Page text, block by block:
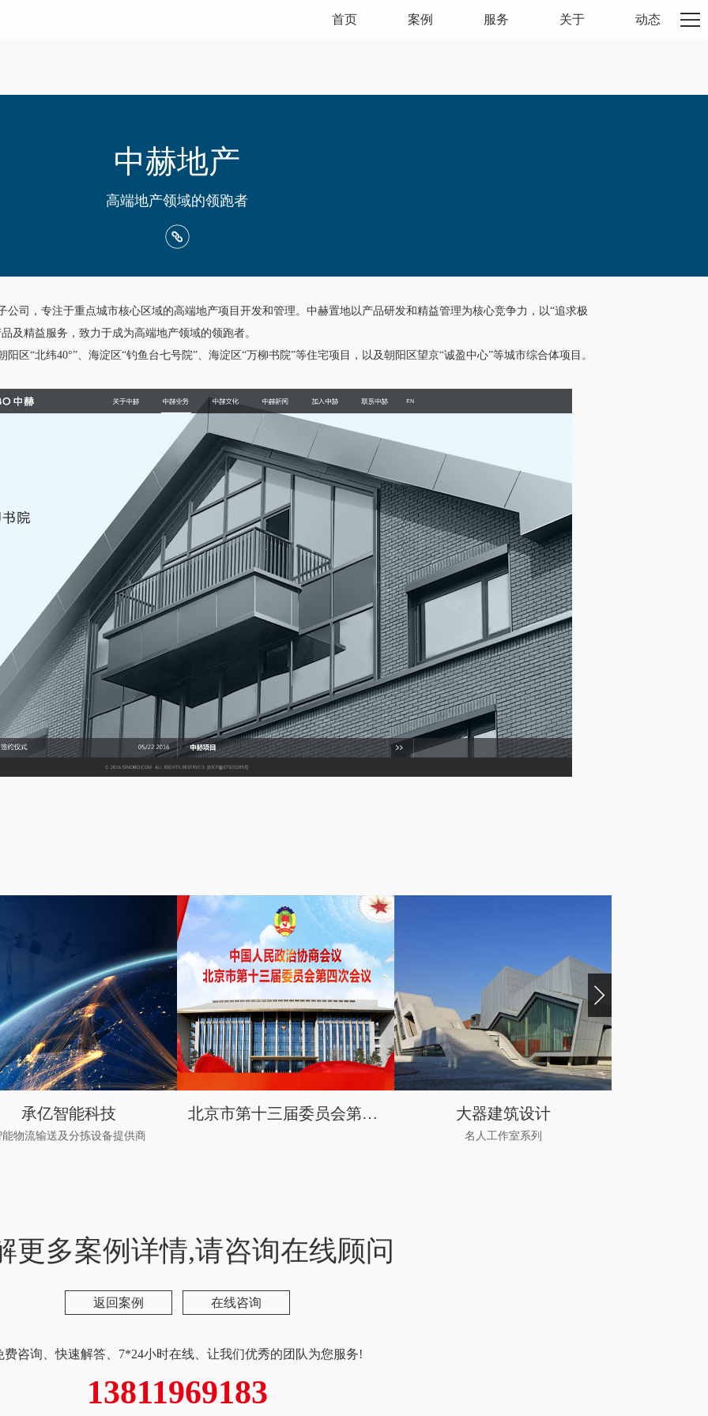
首页 案例 服务 关于 动态
中赫地产
高端地产领域的领跑者
公司，专注于重点城市核心区域的高端地产项目开发和管理。中赫置地以产品研发和精益管理为核心竞争力，以“追求极
及精益服务，致力于成为高端地产领域的领跑者。
区“北纬40°”、海淀区“钓鱼台七号院”、海淀区“万柳书院”等住宅项目，以及朝阳区望京“诚盈中心”等城市综合体项目。
承亿智能科技
能物流输送及分拣设备提供商
北京市第十三届委员会第四次会议 大器建筑设计
名人工作室系列
更多案例详情,请咨询在线顾问
返回案例 在线咨询
费咨询、快速解答、7*24小时在线、让我们优秀的团队为您服务!
13811969183